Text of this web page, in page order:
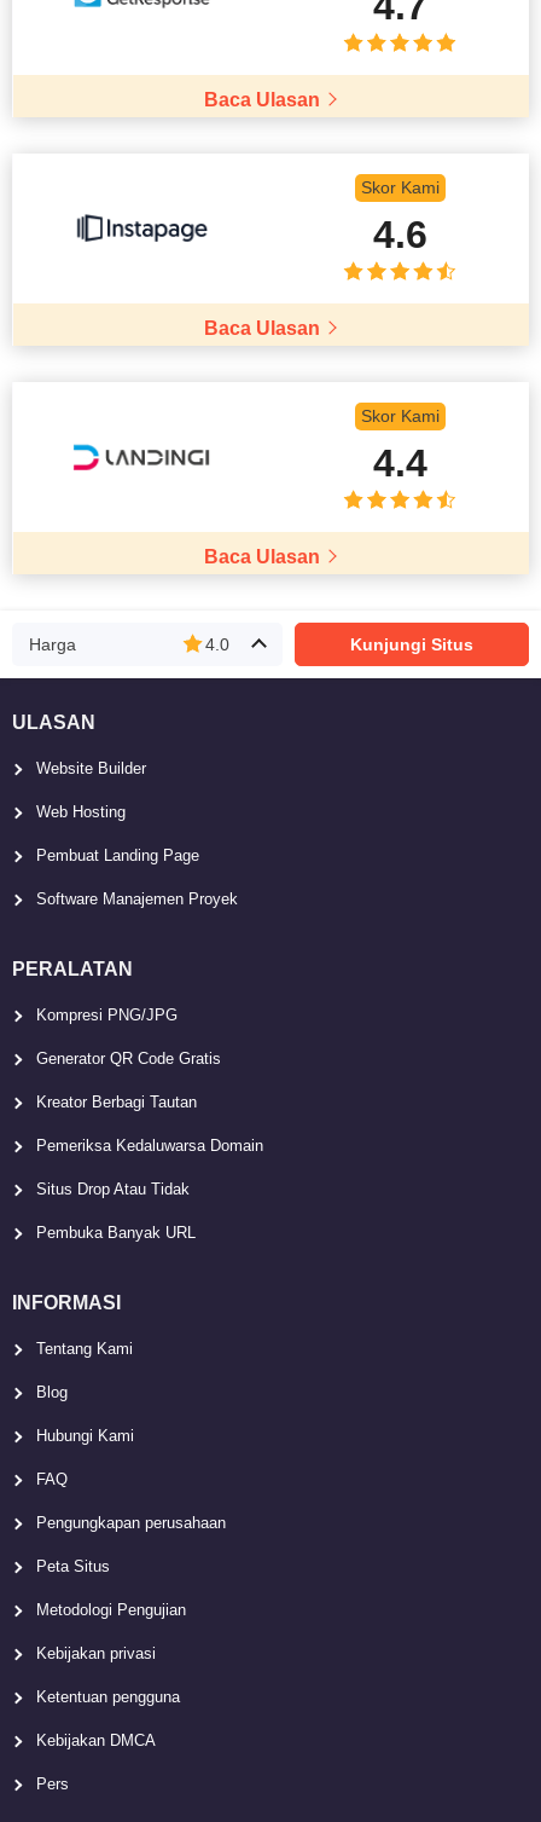
Baca Ulasan
Skor Kami
4.6
Baca Ulasan
Skor Kami
4.4
Baca Ulasan
Harga 4.0 Kunjungi Situs
ULASAN
Website Builder
Web Hosting
Pembuat Landing Page
Software Manajemen Proyek
PERALATAN
Kompresi PNG/JPG
Generator QR Code Gratis
Kreator Berbagi Tautan
Pemeriksa Kedaluwarsa Domain
Situs Drop Atau Tidak
Pembuka Banyak URL
INFORMASI
Tentang Kami
Blog
Hubungi Kami
FAQ
Pengungkapan perusahaan
Peta Situs
Metodologi Pengujian
Kebijakan privasi
Ketentuan pengguna
Kebijakan DMCA
Pers